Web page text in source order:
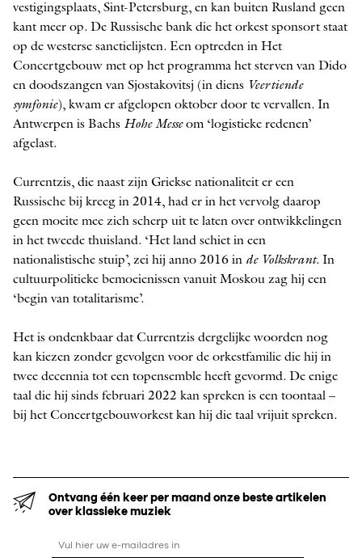
vestigingsplaats, Sint-­Petersburg, en kan buiten Rusland geen
kant meer op. De Russische bank die het orkest sponsort staat
op de westerse sanctielijsten. Een optreden in Het
Concertgebouw met op het programma het sterven van Dido
en doodszangen van Sjostakovitsj (in diens Veertiende
symfonie), kwam er afgelopen oktober door te vervallen. In
Antwerpen is Bachs Hohe Messeom ‘logistieke redenen’
afgelast.
Currentzis, die naast zijn Griekse nationaliteit er een
Russische bij kreeg in 2014, had er in het vervolg daarop
geen moeite mee zich scherp uit te laten over ontwikkelingen
in het tweede thuisland. ‘Het land schiet in een
nationalistische stuip’, zei hij anno 2016 in de Volkskrant. In
cultuurpolitieke bemoeienissen vanuit Moskou zag hij een
‘begin van totalitarisme’.
Het is ondenkbaar dat Currentzis dergelijke woorden nog
kan kiezen zonder gevolgen voor de orkestfamilie die hij in
twee decennia tot een topensemble heeft gevormd. De enige
taal die hij sinds februari 2022 kan spreken is een toontaal –
bij het Concertgebouworkest kan hij die taal vrijuit spreken.
Ontvang één keer per maand onze beste artikelen
over klassieke muziek